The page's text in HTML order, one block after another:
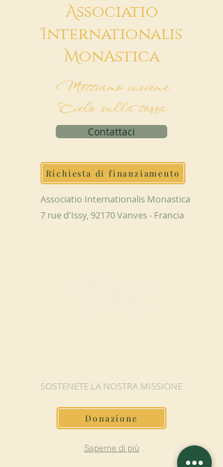
Associatio
Internationalis
MonAstica
Mettiamo insieme
Cielo sulla terra
Contattaci
Richiesta di finanziamento
Associatio Internationalis Monastica
7 rue d'Issy, 92170 Vanves - Francia
SOSTENETE LA NOSTRA MISSIONE
Donazione
Saperne di più